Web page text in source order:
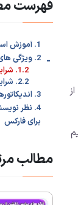
فهرست
1. آموزش استراتژی متاتریدر 4 برای فارکس - وین ریت 80%
2. ویژگی های استراتژی متاتریدر 4 برای فارکس -
1.2. شرایط خرید
2.2. شرایط فروش
3. اندیکاتورهای استراتژی متاتریدر 4 برای فارکس
برای فارکس
مطالب